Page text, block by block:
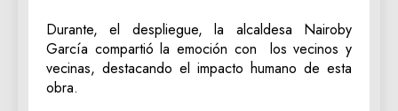
​Durante, el despliegue, la alcaldesa Nairoby
García compartió la emoción con los vecinos y
vecinas, destacando el impacto humano de esta
obra.